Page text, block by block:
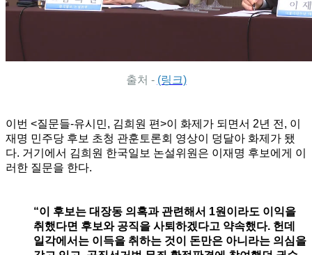
출처 - (링크)
이번 <질문들-유시민, 김희원 편>이 화제가 되면서 2년 전, 이
재명 민주당 후보 초청 관훈토론회 영상이 덩달아 화제가 됐
다. 거기에서 김희원 한국일보 논설위원은 이재명 후보에게 이
러한 질문을 한다.
“이 후보는 대장동 의혹과 관련해서 1원이라도 이익을
취했다면 후보와 공직을 사퇴하겠다고 약속했다. 헌데
일각에서는 이득을 취하는 것이 돈만은 아니라는 의심을